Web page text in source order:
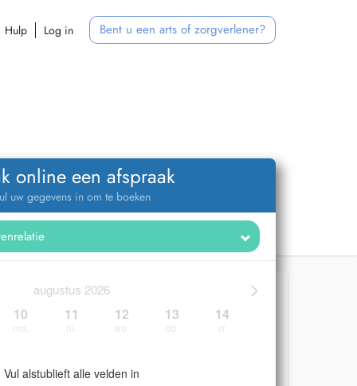
Hulp Log in Bent u een arts of zorgverlener?
online een afspraak
uw gegevens in om te boeken
>
augustus 2026
10 11 12 13 14
Vul alstublieft alle velden in